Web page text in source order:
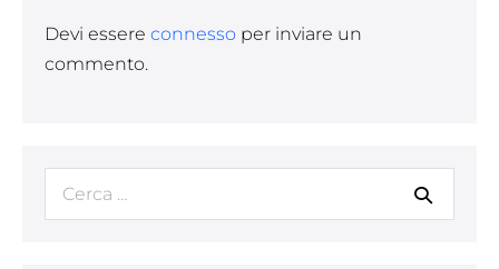
Devi essere connesso per inviare un
commento.
Cerca